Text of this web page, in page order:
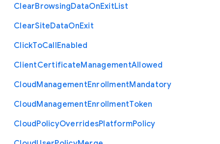
ClearBrowsingDataOnExitList
ClearSiteDataOnExit
ClickToCallEnabled
ClientCertificateManagementAllowed
CloudManagementEnrollmentMandatory
CloudManagementEnrollmentToken
CloudPolicyOverridesPlatformPolicy